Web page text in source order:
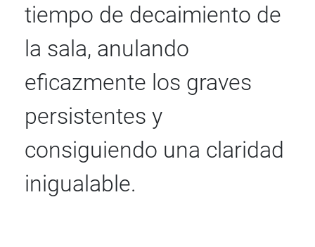
tiempo de decaimiento de
la sala, anulando
eficazmente los graves
persistentes y
consiguiendo una claridad
inigualable.